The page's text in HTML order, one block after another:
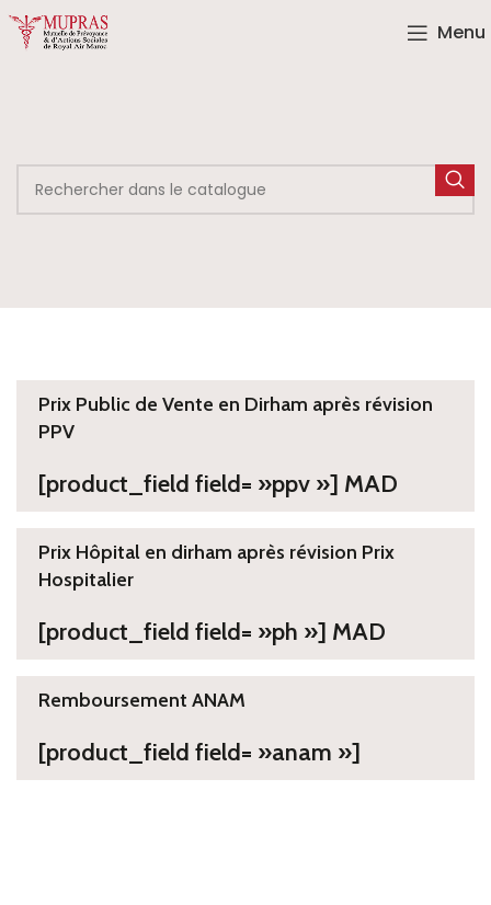
Menu
Prix Public de Vente en Dirham après révision
PPV
[product_field field= »ppv »] MAD
Prix Hôpital en dirham après révision Prix
Hospitalier
[product_field field= »ph »] MAD
Remboursement ANAM
[product_field field= »anam »]